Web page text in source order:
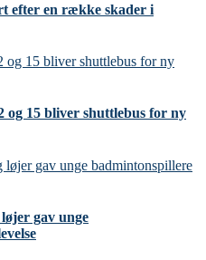
efter en række skader i
og 15 bliver shuttlebus for ny
gav unge